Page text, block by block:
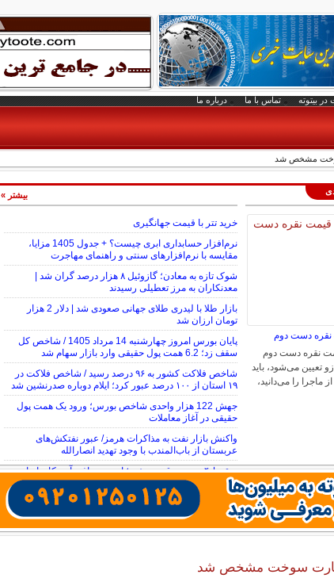
در بیتوته تماس با ما درباره ما
مشخص شد
نقره دست دوم
نقره دست دوم
تعیین می‌شود، باید
ماجرا را می‌دانید،
خرید تتر با قیمت جهانگیری
نرم‌افزار حسابداری ابری چیست؟ + جدول 1405 مزایا،
مقایسه با نرم‌افزارهای سنتی و راهنمای مهاجرت
شوک تازه به معادن؛ گازوئیل ۸ هزار درصد گران شد |
معدنکاران به مرز تعطیلی رسیدند
بازار طلا با لیدری طلای جهانی صعودی شد | دلار 2 هزار
تومان ارزان شد
پایان بورس امروز چهارشنبه 14 مرداد 1405 / شاخص کل
سقف زد؛ 6.2 همت پول حقیقی وارد بازار سهام شد
شاخص فلاکت کشور به ۹۶ درصد رسید / شاخص فلاکت در
۱۹ استان از ۱۰۰ درصد عبور کرد؛ ایلام دوباره صدرنشین شد
جهش 122 هزار واحدی شاخص بورس؛ ورود یک همت پول
حقیقی در آغاز معاملات
واکنش بازار نفت به مذاکرات هرمز/ عبور نفتکش‌های
عربستان از باب‌المندب با وجود تهدید انصارالله
سقوط ۴ درصدی قیمت نفت؛ امید به توافق آمریکا و ایران
بازار را نزولی کرد
بیشتر »
سوخت مشخص شد